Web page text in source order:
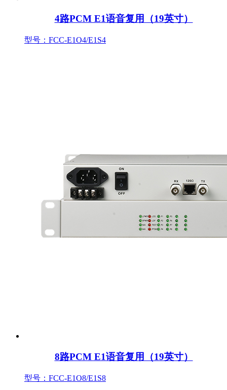
4路PCM E1语音复用（19英寸）
型号：FCC-E1O4/E1S4
8路PCM E1语音复用（19英寸）
型号：FCC-E1O8/E1S8